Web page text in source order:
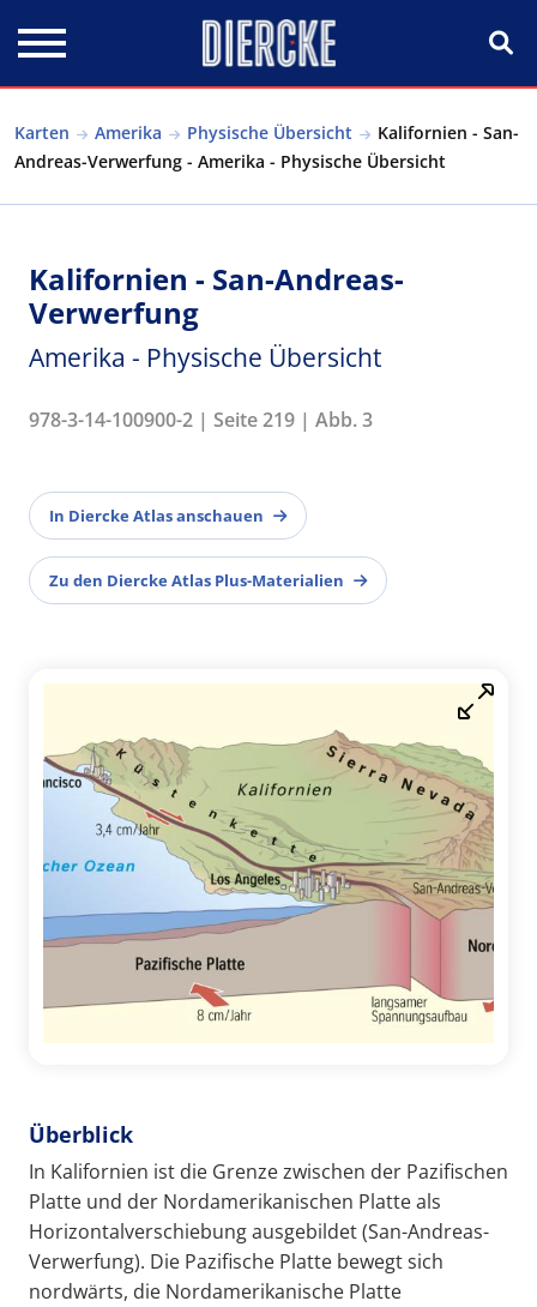
Karten Amerika Physische Übersicht
Kalifornien - San-
Andreas-Verwerfung - Amerika - Physische Übersicht
Kalifornien - San-Andreas-
Verwerfung
Amerika - Physische Übersicht
978-3-14-100900-2 | Seite 219 | Abb. 3
In Diercke Atlas anschauen
Zu den Diercke Atlas Plus-Materialien
Überblick
In Kalifornien ist die Grenze zwischen der Pazifischen
Platte und der Nordamerikanischen Platte als
Horizontalverschiebung ausgebildet (San-Andreas-
Verwerfung). Die Pazifische Platte bewegt sich
nordwärts, die Nordamerikanische Platte